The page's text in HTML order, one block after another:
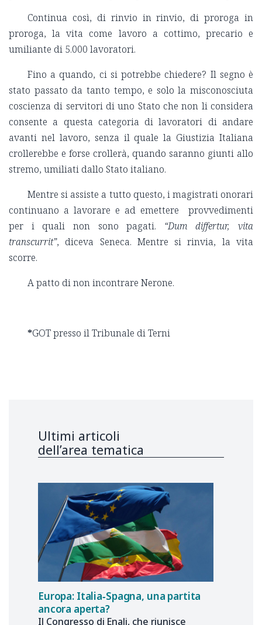
Continua così, di rinvio in rinvio, di proroga in
proroga, la vita come lavoro a cottimo, precario e
umiliante di 5.000 lavoratori.
Fino a quando, ci si potrebbe chiedere? Il segno è
stato passato da tanto tempo, e solo la misconosciuta
coscienza di servitori di uno Stato che non li considera
consente a questa categoria di lavoratori di andare
avanti nel lavoro, senza il quale la Giustizia Italiana
crollerebbe e forse crollerà, quando saranno giunti allo
stremo, umiliati dallo Stato italiano.
Mentre si assiste a tutto questo, i magistrati onorari
continuano a lavorare e ad emettere provvedimenti
per i quali non sono pagati. “Dum differtur, vita
transcurrit”, diceva Seneca. Mentre si rinvia, la vita
scorre.
A patto di non incontrare Nerone.
*GOT presso il Tribunale di Terni
Ultimi articoli
dell’area tematica
Europa: Italia‑Spagna, una partita
ancora aperta?
Il Congresso di Enalj, che riunisce